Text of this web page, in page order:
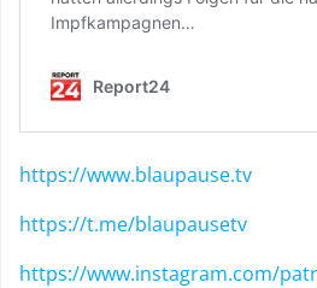
https://www.blaupause.tv
https://t.me/blaupausetv
https://www.instagram.com/